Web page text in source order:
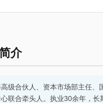
介
级合伙人、资本市场部主任
联合牵头人。执业30余年，